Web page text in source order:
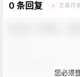
0 条回复 A 文章作
您必须